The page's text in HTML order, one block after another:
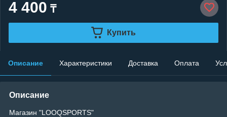
4 400 ₸
Купить
Описание Характеристики Доставка Оплата
Описание
Магазин "LOOQSPORTS"